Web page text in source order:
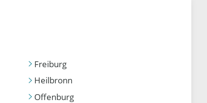
Freiburg
Heilbronn
Offenburg